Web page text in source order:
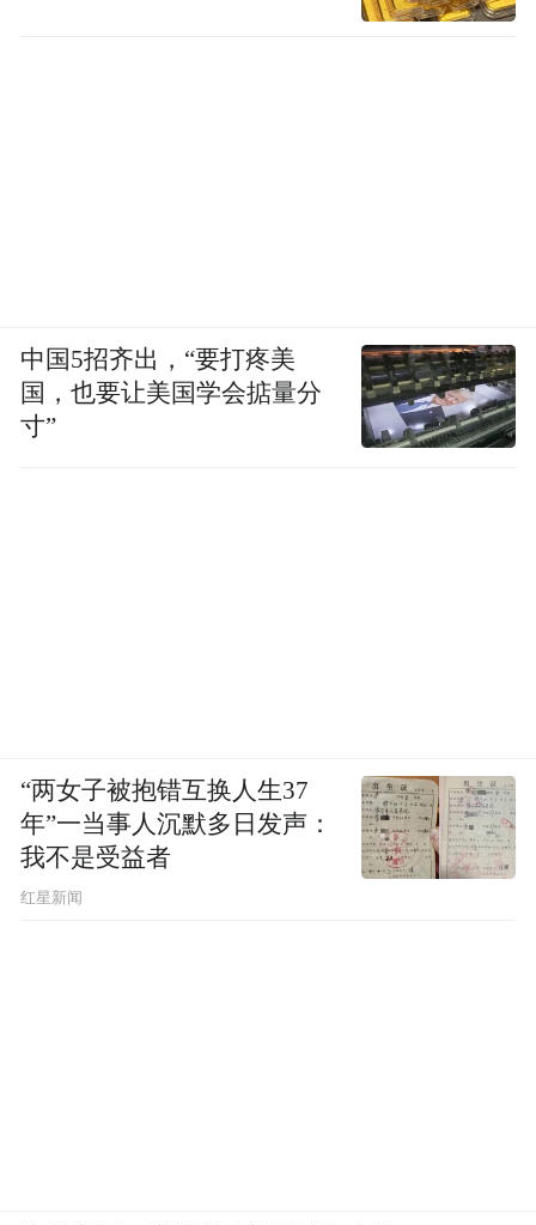
中国5招齐出，“要打疼美
国，也要让美国学会掂量分
寸”
“两女子被抱错互换人生37
年”一当事人沉默多日发声：
我不是受益者
红星新闻